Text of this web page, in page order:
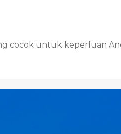
cocok untuk keperluan